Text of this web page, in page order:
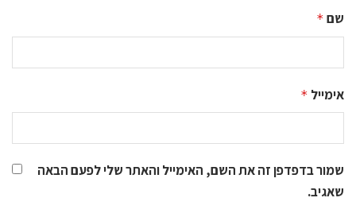
שם *
אימייל *
שמור בדפדפן זה את השם, האימייל והאתר שלי לפעם הבאה
שאגיב.